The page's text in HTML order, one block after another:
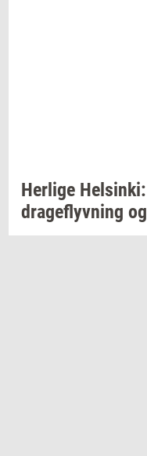
Her­li­ge Hels­inki:
drage­flyv­ning og